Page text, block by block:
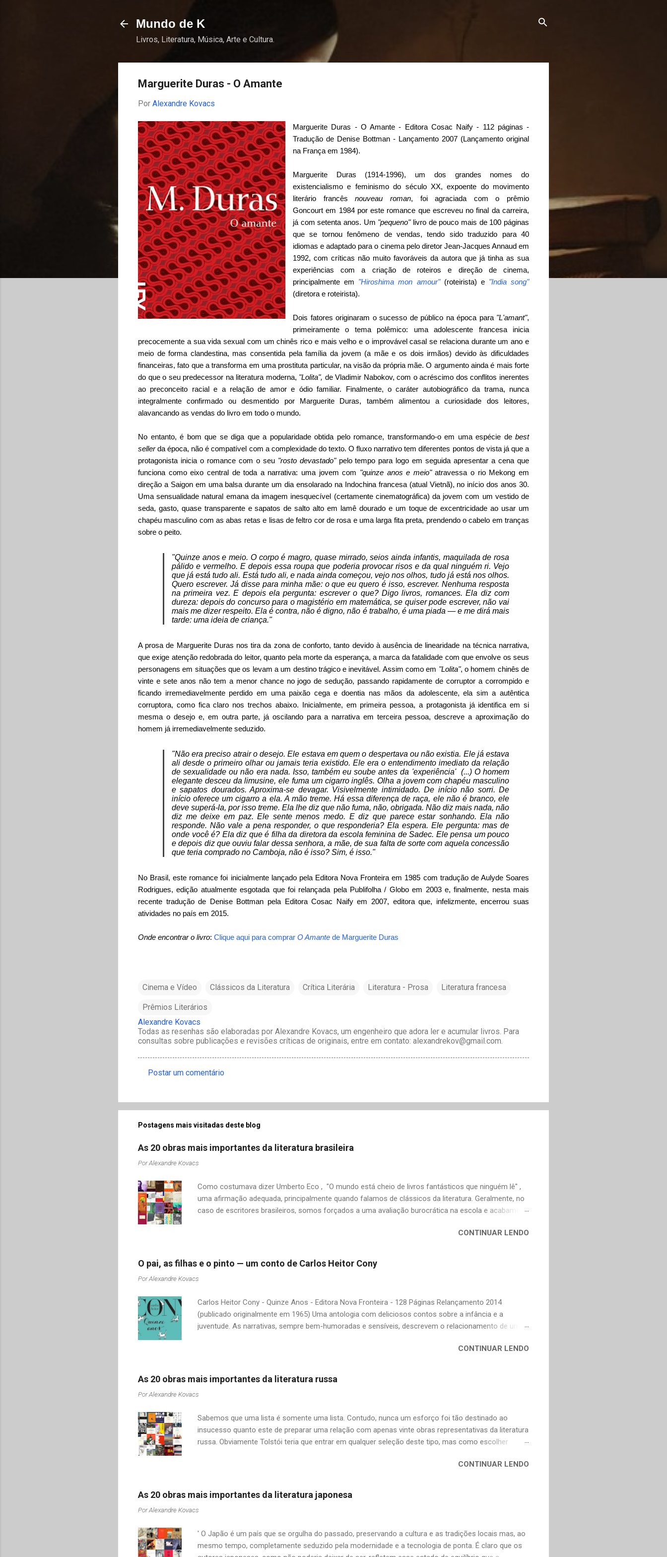
Mundo de K
Livros, Literatura, Música, Arte e Cultura.
Marguerite Duras - O Amante
Por Alexandre Kovacs
Marguerite Duras - O Amante - Editora Cosac Naify - 112 páginas -
Tradução de Denise Bottman - Lançamento 2007 (Lançamento original
na França em 1984).
Marguerite Duras (1914-1996), um dos grandes nomes do
existencialismo e feminismo do século XX, expoente do movimento
literário francêsnouveau roman, foi agraciada com o prêmio
Goncourt em 1984 por este romance que escreveu no final da carreira,
já com setenta anos. Um "pequeno"livro de pouco mais de 100 páginas
que se tornou fenômeno de vendas, tendo sido traduzido para 40
idiomas e adaptado para o cinema pelo diretor Jean-Jacques Annaud em
1992, com críticas não muito favoráveis da autora que já tinha as sua
experiências com a criação de roteiros e direção de cinema,
principalmente em "Hiroshima mon amour" (roteirista) e "India song"
(diretora e roteirista).
Dois fatores originaram o sucesso de público na época para "L'amant",
primeiramente o tema polêmico: uma adolescente francesa inicia
precocemente a sua vida sexual com um chinês rico e mais velho e o improvável casal se relaciona durante um ano e
meio de forma clandestina, mas consentida pela família da jovem (a mãe e os dois irmãos) devido às dificuldades
financeiras, fato que a transforma em uma prostituta particular, na visão da própria mãe. O argumento ainda é mais forte
do que o seu predecessor na literatura moderna, "Lolita", de Vladimir Nabokov, com o acréscimo dos conflitos inerentes
ao preconceito racial e a relação de amor e ódio familiar. Finalmente, o caráter autobiográfico da trama, nunca
integralmente confirmado ou desmentido por Marguerite Duras, também alimentou a curiosidade dos leitores,
alavancando as vendas do livro em todo o mundo.
No entanto, é bom que se diga que a popularidade obtida pelo romance, transformando-o em uma espécie de best
sellerda época, não é compatível com a complexidade do texto. O fluxo narrativo tem diferentes pontos de vista já que a
protagonista inicia o romance com o seu "rosto devastado"pelo tempo para logo em seguida apresentar a cena que
funciona como eixo central de toda a narrativa: uma jovem com "quinze anos e meio"atravessa o rio Mekong em
direção a Saigon em uma balsa durante um dia ensolarado na Indochina francesa (atual Vietnã), no início dos anos 30.
Uma sensualidade natural emana da imagem inesquecível (certamente cinematográfica) da jovem com um vestido de
seda, gasto, quase transparente e sapatos de salto alto em lamê dourado e um toque de excentricidade ao usar um
chapéu masculino com as abas retas e lisas de feltro cor de rosa e uma larga fita preta, prendendo o cabelo em tranças
sobre o peito.
"Quinze anos e meio. O corpo é magro, quase mirrado, seios ainda infantis, maquilada de rosa
pálido e vermelho. E depois essa roupa que poderia provocar risos e da qual ninguém ri. Vejo
que já está tudo ali. Está tudo ali, e nada ainda começou, vejo nos olhos, tudo já está nos olhos.
Quero escrever. Já disse para minha mãe: o que eu quero é isso, escrever. Nenhuma resposta
na primeira vez. E depois ela pergunta: escrever o que? Digo livros, romances. Ela diz com
dureza: depois do concurso para o magistério em matemática, se quiser pode escrever, não vai
mais me dizer respeito. Ela é contra, não é digno, não é trabalho, é uma piada — e me dirá mais
tarde: uma ideia de criança."
A prosa de Marguerite Duras nos tira da zona de conforto, tanto devido à ausência de linearidade na técnica narrativa,
que exige atenção redobrada do leitor, quanto pela morte da esperança, a marca da fatalidade com que envolve os seus
personagens em situações que os levam a um destino trágico e inevitável. Assim como em "Lolita", o homem chinês de
vinte e sete anos não tem a menor chance no jogo de sedução, passando rapidamente de corruptor a corrompido e
ficando irremediavelmente perdido em uma paixão cega e doentia nas mãos da adolescente, ela sim a autêntica
corruptora, como fica claro nos trechos abaixo. Inicialmente, em primeira pessoa, a protagonista já identifica em si
mesma o desejo e, em outra parte, já oscilando para a narrativa em terceira pessoa, descreve a aproximação do
homem já irremediavelmente seduzido.
"Não era preciso atrair o desejo. Ele estava em quem o despertava ou não existia. Ele já estava
ali desde o primeiro olhar ou jamais teria existido. Ele era o entendimento imediato da relação
de sexualidade ou não era nada. Isso, também eu soube antes da 'experiência' (...) O homem
elegante desceu da limusine, ele fuma um cigarro inglês. Olha a jovem com chapéu masculino
e sapatos dourados. Aproxima-se devagar. Visivelmente intimidado. De início não sorri. De
início oferece um cigarro a ela. A mão treme. Há essa diferença de raça, ele não é branco, ele
deve superá-la, por isso treme. Ela lhe diz que não fuma, não, obrigada. Não diz mais nada, não
diz me deixe em paz. Ele sente menos medo. E diz que parece estar sonhando. Ela não
responde. Não vale a pena responder, o que responderia? Ela espera. Ele pergunta: mas de
onde você é? Ela diz que é filha da diretora da escola feminina de Sadec. Ele pensa um pouco
e depois diz que ouviu falar dessa senhora, a mãe, de sua falta de sorte com aquela concessão
que teria comprado no Camboja, não é isso? Sim, é isso."
No Brasil, este romance foi inicialmente lançado pela Editora Nova Fronteira em 1985 com tradução de Aulyde Soares
Rodrigues, edição atualmente esgotada que foi relançada pela Publifolha / Globo em 2003 e, finalmente, nesta mais
recente tradução de Denise Bottman pela Editora Cosac Naify em 2007, editora que, infelizmente, encerrou suas
atividades no país em 2015.
Onde encontrar o livro: Clique aqui para comprar O Amante de Marguerite Duras
Cinema e Vídeo Clássicos da Literatura Crítica Literária Literatura - Prosa Literatura francesa
Prêmios Literários
Alexandre Kovacs
Todas as resenhas são elaboradas por Alexandre Kovacs, um engenheiro que adora ler e acumular livros. Para
consultas sobre publicações e revisões críticas de originais, entre em contato: alexandrekov@gmail.com.
m
e
t
á
r
i
o
s
Postar um comentário
Postagens mais visitadas deste blog
As 20 obras mais importantes da literatura brasileira
PorAlexandre Kovacs
Como costumava dizer Umberto Eco , "O mundo está cheio de livros fantásticos que ninguém lê" ,
uma afirmação adequada, principalmente quando falamos de clássicos da literatura. Geralmente, no
caso de escritores brasileiros, somos forçados a uma avaliação burocrática na escola e acabamos
o contrário. É surpreendente como uma segunda visita a essas obras, já em nossa maturidade, pode
mudamos nós? A limitação de apenas 20 indicações me forçou a deixar grandes autores de fora,
tais como: Álvares de Azevedo, Antônio Calado, Augusto dos Anjos, Autran Dourado, Carlos
Drummond de Andrade, Castro Alves, Cecília Meireles, Dias Gomes, Dalton Trevisan, Fernando
citar alguns (em o...
CONTINUAR LENDO
O pai, as filhas e o pinto — um conto de Carlos Heitor Cony
PorAlexandre Kovacs
Carlos Heitor Cony - Quinze Anos - Editora Nova Fronteira - 128 Páginas Relançamento 2014
(publicado originalmente em 1965) Uma antologia com deliciosos contos sobre a infância e a
juventude. As narrativas, sempre bem-humoradas e sensíveis, descrevem o relacionamento de um
filhas do primeiro dos seis casamentos do escritor. O livro deixa um sabor de saudade de uma época
vida, nem sempre "politicamente corretas", como comprar pintos na feira e fazer todas as vontades
da filha mimada. O pai, as filhas e o pinto (Carlos Heitor Cony) — Papai, se eu pedir uma coisa o
senhor dá? A primeira e mecânica vontade é dizer que dava. Mas resolve valorizar. — Bom,
CONTINUAR LENDO
As 20 obras mais importantes da literatura russa
PorAlexandre Kovacs
Sabemos que uma lista é somente uma lista. Contudo, nunca um esforço foi tão destinado ao
insucesso quanto este de preparar uma relação com apenas vinte obras representativas da literatura
russa. Obviamente Tolstói teria que entrar em qualquer seleção deste tipo, mas como escolher
ou "Guerra e Paz"? O mesmo impasse para Dostoiévski e outros citados aqui. De qualquer forma,
encontram disponíveis no mercado, como as edições da extinta Cosac Naify. Não poderia faltar um
destaque para o incansável trabalho da Editora 34 na divulgação da literatura russa e também para o
saudoso mestre Boris Schnaiderman (1917-2016) que foi pioneiro no esforço de tradução direta do
CONTINUAR LENDO
As 20 obras mais importantes da literatura japonesa
PorAlexandre Kovacs
' O Japão é um país que se orgulha do passado, preservando a cultura e as tradições locais mas, ao
mesmo tempo, completamente seduzido pela modernidade e a tecnologia de ponta. É claro que os